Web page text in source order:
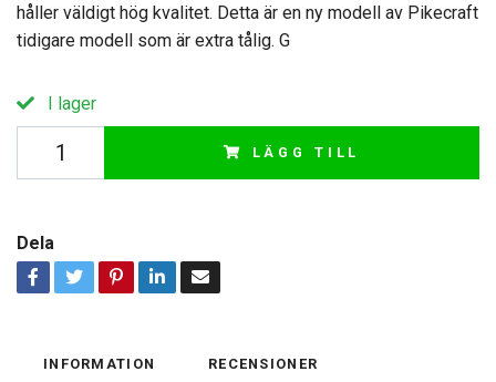
håller väldigt hög kvalitet. Detta är en ny modell av Pikecraft
tidigare modell som är extra tålig. G
I lager
LÄGG TILL
Dela
INFORMATION RECENSIONER